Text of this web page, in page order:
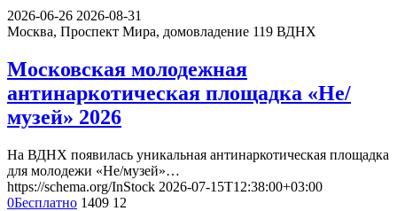
2026-06-26 2026-08-31
Москва, Проспект Мира, домовладение 119 ВДНХ
Московская молодежная
антинаркотическая площадка «Не/
музей» 2026
На ВДНХ появилась уникальная антинаркотическая площадка
для молодежи «Не/музей»…
https://schema.org/InStock 2026-07-15T12:38:00+03:00
0Бесплатно 1409 12